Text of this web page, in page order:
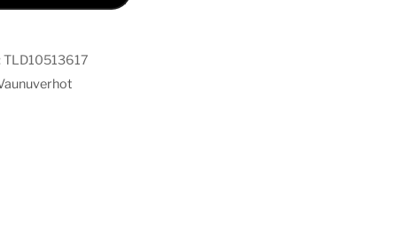
TLD10513617